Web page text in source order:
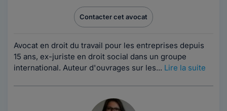
Contacter cet avocat
Avocat en droit du travail pour les entreprises depuis
15 ans, ex-juriste en droit social dans un groupe
international. Auteur d'ouvrages sur les... Lire la suite